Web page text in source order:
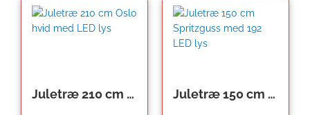
Juletræ 210 cm Oslo hvid med LED lys Juletræ 150 cm Spritzguss med 192 LED lys